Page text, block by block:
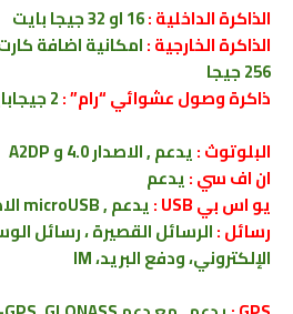
الذاكرة الداخلية :
الذاكرة الخارجية :امكانية اضافة
256 جيجا
ذاكرة وصول عشوائي “رام” :2 جيجابايت
البلوتوث :يدعم , الاصدار 4.0 و A2DP
ان اف سي :يدعم
يو اس بيUSB
:يدعم , microUSB الاصدار الثانى
رسائل :الرسائل القصيرة ، رسائل
الإلكتروني، ودفع البريد، IM